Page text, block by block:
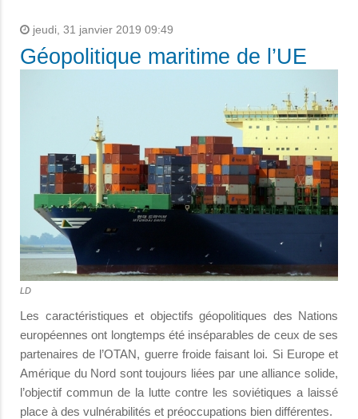
jeudi, 31 janvier 2019 09:49
Géopolitique maritime de l’UE
LD
Les caractéristiques et objectifs géopolitiques des Nations
européennes ont longtemps été inséparables de ceux de ses
partenaires de l’OTAN, guerre froide faisant loi. Si Europe et
Amérique du Nord sont toujours liées par une alliance solide,
l’objectif commun de la lutte contre les soviétiques a laissé
place à des vulnérabilités et préoccupations bien différentes.